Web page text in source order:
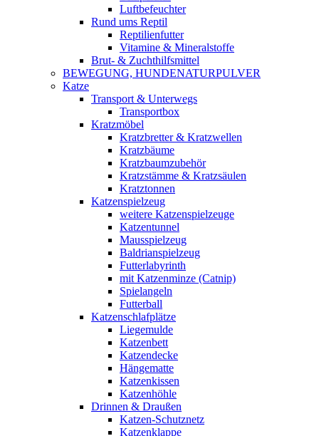
Luftbefeuchter
Rund ums Reptil
Reptilienfutter
Vitamine & Mineralstoffe
Brut- & Zuchthilfsmittel
BEWEGUNG, HUNDENATURPULVER
Katze
Transport & Unterwegs
Transportbox
Kratzmöbel
Kratzbretter & Kratzwellen
Kratzbäume
Kratzbaumzubehör
Kratzstämme & Kratzsäulen
Kratztonnen
Katzenspielzeug
weitere Katzenspielzeuge
Katzentunnel
Mausspielzeug
Baldrianspielzeug
Futterlabyrinth
mit Katzenminze (Catnip)
Spielangeln
Futterball
Katzenschlafplätze
Liegemulde
Katzenbett
Katzendecke
Hängematte
Katzenkissen
Katzenhöhle
Drinnen & Draußen
Katzen-Schutznetz
Katzenklappe